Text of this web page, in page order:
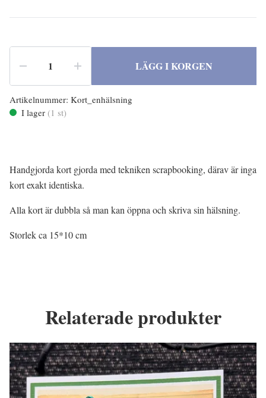
LÄGG I KORGEN
Artikelnummer: Kort_enhälsning
I lager (1 st)
Handgjorda kort gjorda med tekniken scrapbooking, därav är inga
kort exakt identiska.
Alla kort är dubbla så man kan öppna och skriva sin hälsning.
Storlek ca 15*10 cm
Relaterade produkter